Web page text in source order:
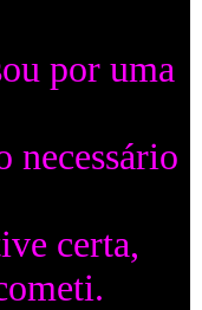
por uma
necessário
certa,